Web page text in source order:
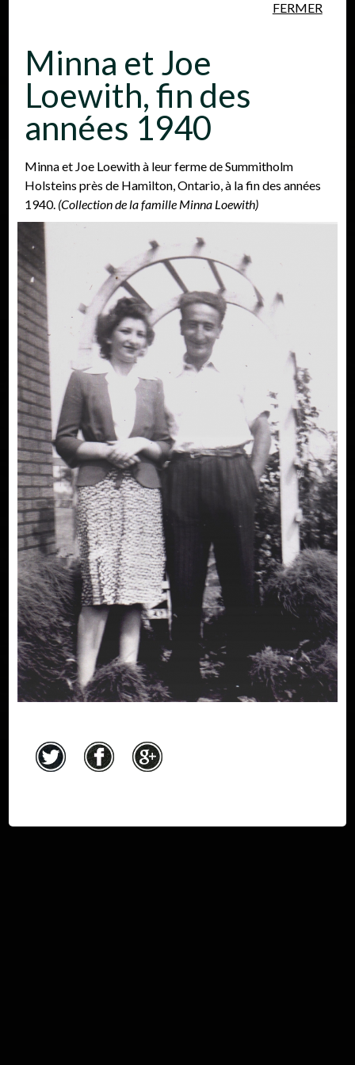
Personnes Lieux Événements
Minna et Joe
Loewith, fin des
années 1940
FERMER
Minna et Joe Loewith à leur ferme de Summitholm
Holsteins près de Hamilton, Ontario, à la fin des années
1940. (Collection de la famille Minna Loewith)​